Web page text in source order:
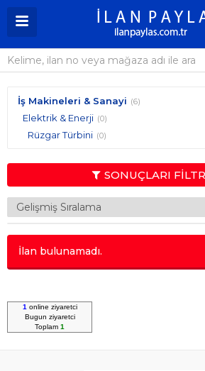
İş Makineleri & Sanayi (6)
Elektrik & Enerji (0)
Rüzgar Türbini (0)
SONUÇLARI
İlan bulunamadı.
1 online ziyaretci
Bugun ziyaretci
Toplam 1